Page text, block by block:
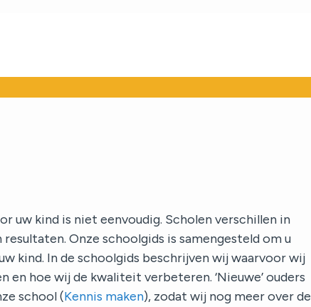
uw kind is niet eenvoudig. Scholen verschillen in
Onze schoolgids is samengesteld om u
kind. In de schoolgids beschrijven wij waarvoor wij
hoe wij de kwaliteit verbeteren. ‘Nieuwe’ ouders
school (Kennis maken), zodat wij nog meer over de